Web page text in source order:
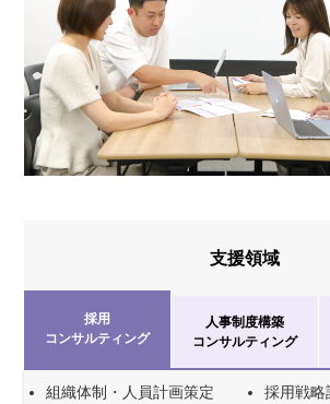
支援領域
採用
コンサルティング
組織体制・人員計画策定
採用戦略
人事制度構築
コンサルティング